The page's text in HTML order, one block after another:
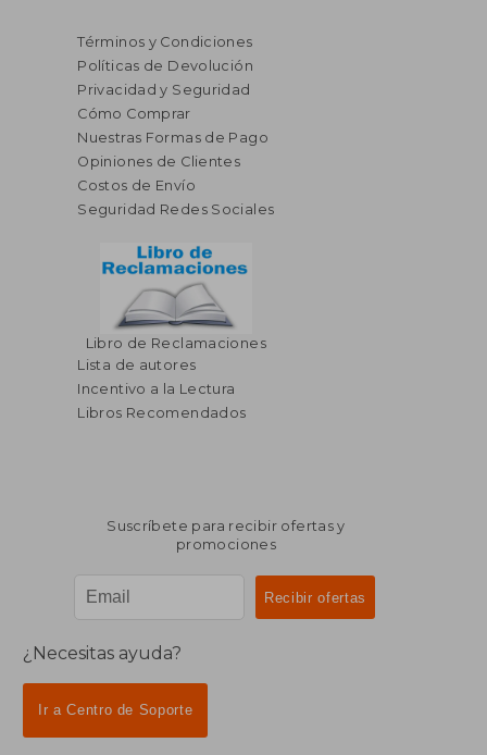
Términos y Condiciones
Políticas de Devolución
Privacidad y Seguridad
Cómo Comprar
Nuestras Formas de Pago
Opiniones de Clientes
Costos de Envío
Seguridad Redes Sociales
Libro de Reclamaciones
Lista de autores
Incentivo a la Lectura
Libros Recomendados
Suscríbete para recibir ofertas y
promociones
¿Necesitas ayuda?
Ir a Centro de Soporte